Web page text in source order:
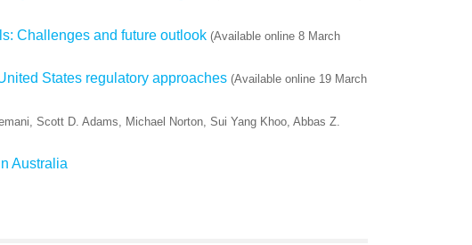
Challenges and future outlook (Available online 8 March
States regulatory approaches (Available online 19 March
Scott D. Adams, Michael Norton, Sui Yang Khoo, Abbas Z.
Australia